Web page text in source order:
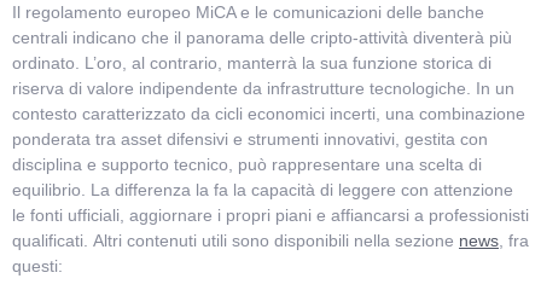
Il regolamento europeo MiCA e le comunicazioni delle banche
centrali indicano che il panorama delle cripto-attività diventerà più
ordinato. L’oro, al contrario, manterrà la sua funzione storica di
riserva di valore indipendente da infrastrutture tecnologiche. In un
contesto caratterizzato da cicli economici incerti, una combinazione
ponderata tra asset difensivi e strumenti innovativi, gestita con
disciplina e supporto tecnico, può rappresentare una scelta di
equilibrio. La differenza la fa la capacità di leggere con attenzione
le fonti ufficiali, aggiornare i propri piani e affiancarsi a professionisti
qualificati. Altri contenuti utili sono disponibili nella sezione news , fra
questi: